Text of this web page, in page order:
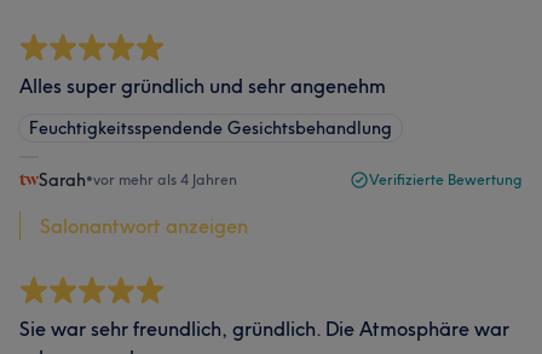
Alles super gründlich und sehr angenehm
Feuchtigkeitsspendende Gesichtsbehandlung
Sarah•vor mehr als 4 Jahren Verifizierte Bewertung
Salonantwort anzeigen
Sie war sehr freundlich, gründlich. Die Atmosphäre war